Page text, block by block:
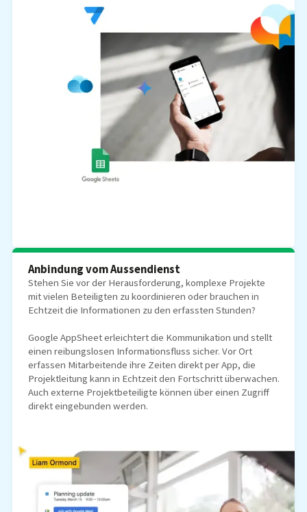
Anbindung vom Aussendienst
Stehen Sie vor der Herausforderung, komplexe Projekte
mit vielen Beteiligten zu koordinieren oder brauchen in
Echtzeit die Informationen zu den erfassten Stunden?
Google AppSheet erleichtert die Kommunikation und stellt
einen reibungslosen Informationsfluss sicher. Vor Ort
erfassen Mitarbeitende ihre Zeiten direkt per App, die
Projektleitung kann in Echtzeit den Fortschritt überwachen.
Auch externe Projektbeteiligte können über einen Zugriff
direkt eingebunden werden.